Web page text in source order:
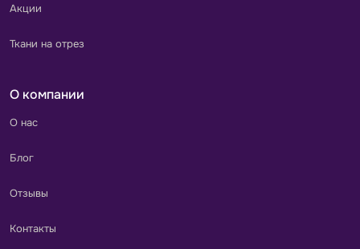
Акции
Ткани на отрез
О компании
О нас
Блог
Отзывы
Контакты